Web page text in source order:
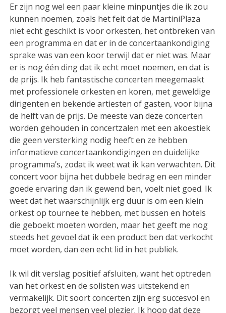
Er zijn nog wel een paar kleine minpuntjes die ik zou
kunnen noemen, zoals het feit dat de MartiniPlaza
niet echt geschikt is voor orkesten, het ontbreken van
een programma en dat er in de concertaankondiging
sprake was van een koor terwijl dat er niet was. Maar
er is nog één ding dat ik echt moet noemen, en dat is
de prijs. Ik heb fantastische concerten meegemaakt
met professionele orkesten en koren, met geweldige
dirigenten en bekende artiesten of gasten, voor bijna
de helft van de prijs. De meeste van deze concerten
worden gehouden in concertzalen met een akoestiek
die geen versterking nodig heeft en ze hebben
informatieve concertaankondigingen en duidelijke
programma’s, zodat ik weet wat ik kan verwachten. Dit
concert voor bijna het dubbele bedrag en een minder
goede ervaring dan ik gewend ben, voelt niet goed. Ik
weet dat het waarschijnlijk erg duur is om een klein
orkest op tournee te hebben, met bussen en hotels
die geboekt moeten worden, maar het geeft me nog
steeds het gevoel dat ik een product ben dat verkocht
moet worden, dan een echt lid in het publiek.
Ik wil dit verslag positief afsluiten, want het optreden
van het orkest en de solisten was uitstekend en
vermakelijk. Dit soort concerten zijn erg succesvol en
bezorgt veel mensen veel plezier. Ik hoop dat deze